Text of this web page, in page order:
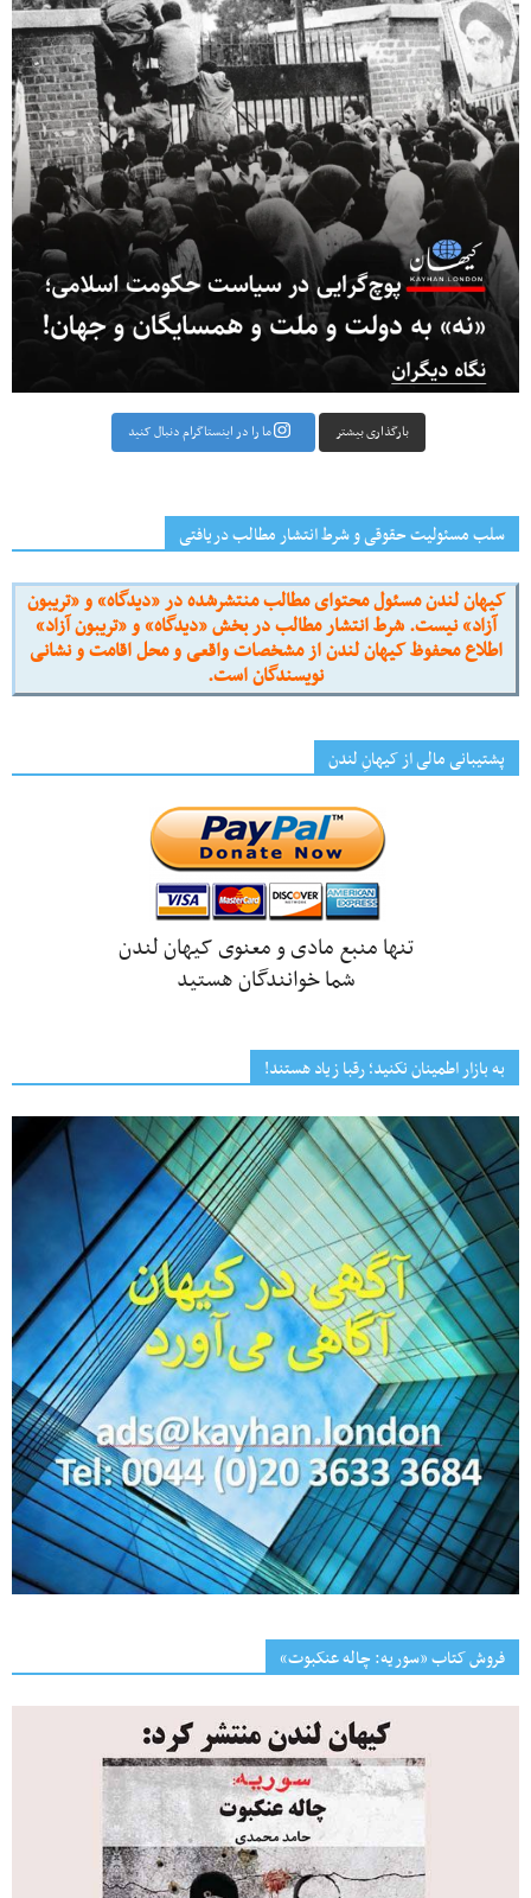
بارگذاری بیشتر ما را در اینستاگرام دنبال کنید
سلب مسئولیت حقوقی و شرط انتشار مطالب دریافتی
کیهان لندن مسئول محتوای مطالب منتشرشده در «دیدگاه» و «تریبون
آزاد» نیست. شرط انتشار مطالب در بخش «دیدگاه» و «تریبون آزاد»
اطلاع محفوظ کیهان لندن از مشخصات واقعی و محل اقامت و نشانی
نویسندگان است.
پشتیبانی مالی از کیهانِ لندن
تنها منبع مادی و معنوی کیهان لندن
شما خوانندگان هستید
به بازار اطمینان نکنید؛ رقبا زیاد هستند!
فروش کتاب «سوریه: چاله عنکبوت»